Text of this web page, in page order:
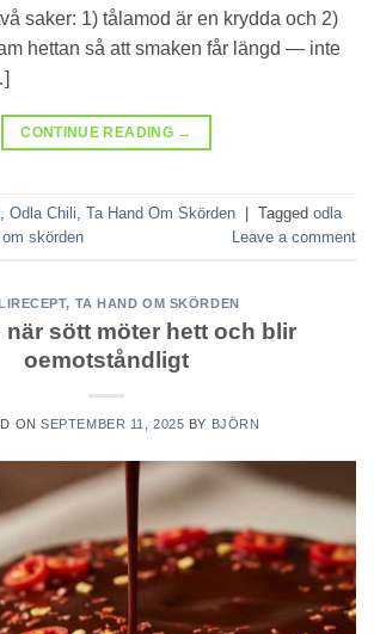
saker: 1) tålamod är en krydda och 2)
hettan så att smaken får längd — inte
CONTINUE READING →
, Odla Chili, Ta Hand Om Skörden Tagged odla
skörden Leave a comment
, TA HAND OM SKÖRDEN
när sött möter hett och blir
oemotståndligt
ONSEPTEMBER 11, 2025 BY BJÖRN